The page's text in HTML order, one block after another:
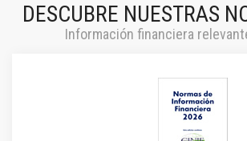
DESCUBRE NUESTRAS
Información financiera